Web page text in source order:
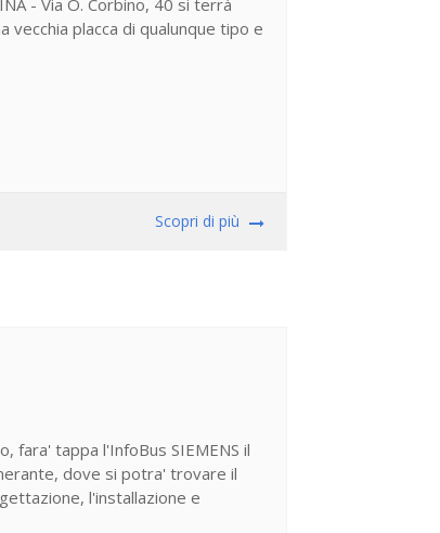
vecchia placca di qualunque tipo e
Scopri di più
fara' tappa l'InfoBus SIEMENS il
dove si potra' trovare il
l'installazione e